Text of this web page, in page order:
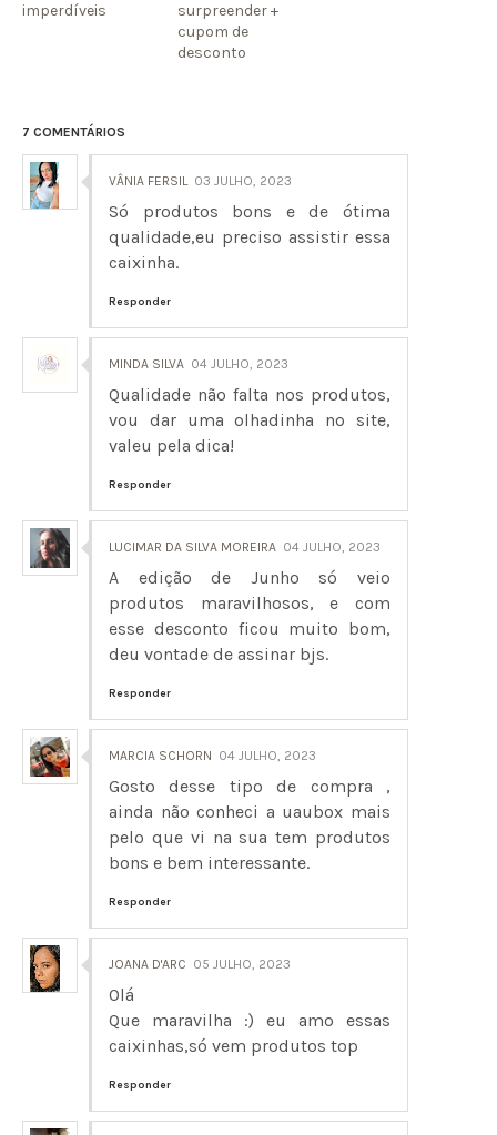
imperdíveis
surpreender +
cupom de
desconto
7 COMENTÁRIOS
VÂNIA FERSIL 03 JULHO, 2023
Só produtos bons e de ótima
qualidade,eu preciso assistir essa
caixinha.
Responder
MINDA SILVA 04 JULHO, 2023
Qualidade não falta nos produtos,
vou dar uma olhadinha no site,
valeu pela dica!
Responder
LUCIMAR DA SILVA MOREIRA 04 JULHO, 2023
A edição de Junho só veio
produtos maravilhosos, e com
esse desconto ficou muito bom,
deu vontade de assinar bjs.
Responder
MARCIA SCHORN 04 JULHO, 2023
Gosto desse tipo de compra ,
ainda não conheci a uaubox mais
pelo que vi na sua tem produtos
bons e bem interessante.
Responder
JOANA D'ARC 05 JULHO, 2023
Olá
Que maravilha :) eu amo essas
caixinhas,só vem produtos top
Responder